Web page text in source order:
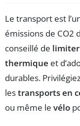
Le transport est
émissions de CO2
conseillé de limiter
thermique et
durables.
lestransports en
ou même le vélo